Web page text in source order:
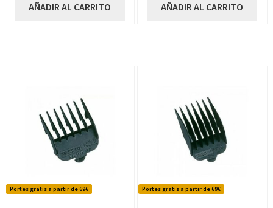
AÑADIR AL CARRITO AÑADIR AL CARRITO
Portes gratis a partir de 69€ Portes gratis a partir de 69€